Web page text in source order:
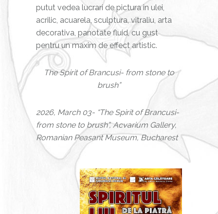
putut vedea lucrari de pictura in ulei,
acrilic, acuarela, sculptura, vitraliu, arta
decorativa, panotate fluid, cu gust
pentru un maxim de effect artistic.
The Spirit of Brancusi- from stone to
brush”
2026, March 03- “The Spirit of Brancusi-
from stone to brush”, Acvarium Gallery,
Romanian Peasant Museum, Bucharest